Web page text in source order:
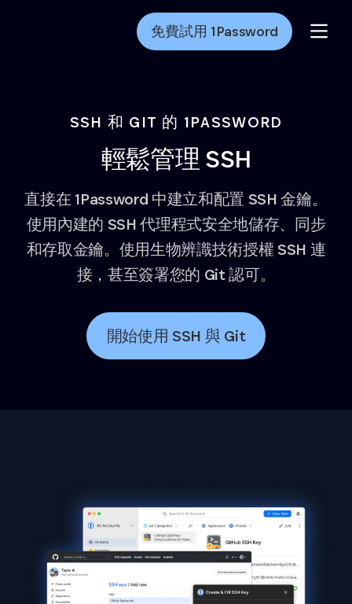
免費試用 1Password
SSH 和 GIT 的 1PASSWORD
輕鬆管理 SSH
直接在 1Password 中建立和配置 SSH 金鑰。
使用內建的 SSH 代理程式安全地儲存、同步
和存取金鑰。使用生物辨識技術授權 SSH 連
接，甚至簽署您的 Git 認可。
開始使用 SSH 與 Git